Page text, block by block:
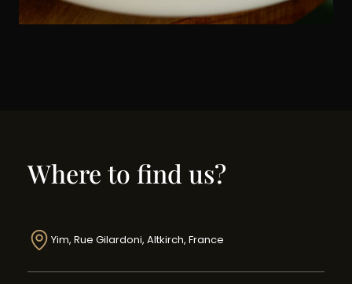
Where to find us?
Yim, Rue Gilardoni, Altkirch, France